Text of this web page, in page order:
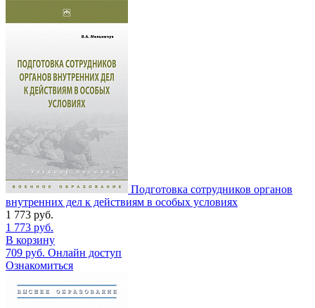
Подготовка сотрудников органов
внутренних дел к действиям в особых условиях
1 773 руб.
1 773 руб.
В корзину
709 руб. Онлайн доступ
Ознакомиться